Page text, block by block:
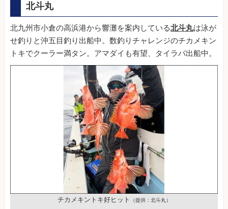
北斗丸
北九州市小倉の高浜港から響灘を案内している北斗丸は泳が
せ釣りと沖五目釣り出船中。数釣りチャレンジのチカメキン
トキでクーラー満タン。アマダイも有望、タイラバ出船中。
チカメキントキ好ヒット （提供：北斗丸）